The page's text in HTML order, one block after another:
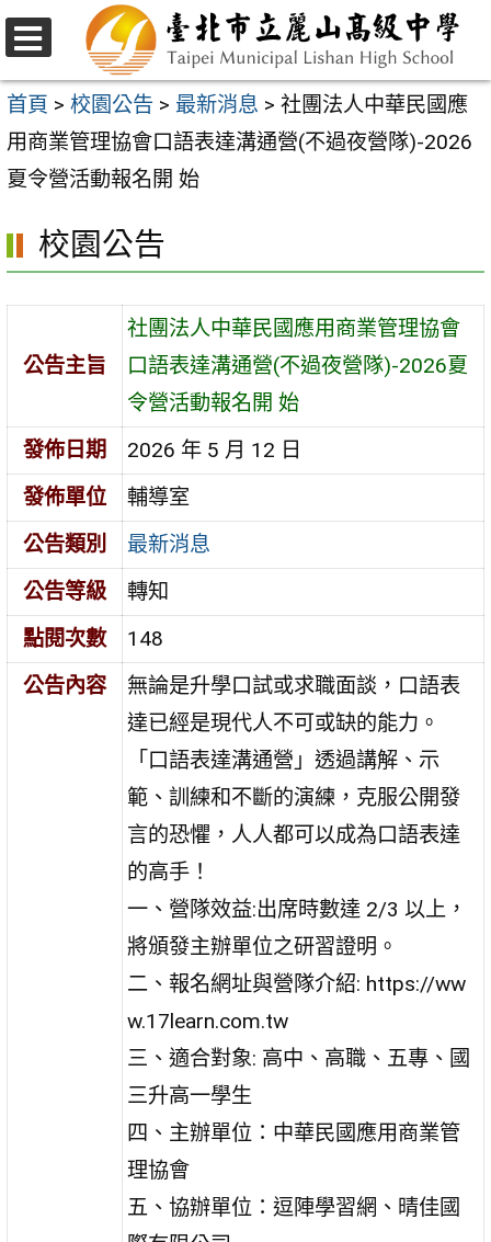
跳
至
主
要
內
區
選
單
首頁 > 校園公告 > 最新消息 > 社團法人中華民國應
用商業管理協會口語表達溝通營(不過夜營隊)-2026
夏令營活動報名開 始
校園公告
公告主旨
社團法人中華民國應用商業管理協會
口語表達溝通營(不過夜營隊)-2026夏
令營活動報名開 始
發佈日期
2026 年 5 月 12 日
發佈單位
輔導室
公告類別
最新消息
公告等級
轉知
點閱次數
148
公告內容
無論是升學口試或求職面談，口語表
達已經是現代人不可或缺的能力。
「口語表達溝通營」透過講解、示
範、訓練和不斷的演練，克服公開發
言的恐懼，人人都可以成為口語表達
的高手！
一、營隊效益:出席時數達 2/3 以上，
將頒發主辦單位之研習證明。
二、報名網址與營隊介紹: https://ww
w.17learn.com.tw
三、適合對象: 高中、高職、五專、國
三升高一學生
四、主辦單位：中華民國應用商業管
理協會
五、協辦單位：逗陣學習網、晴佳國